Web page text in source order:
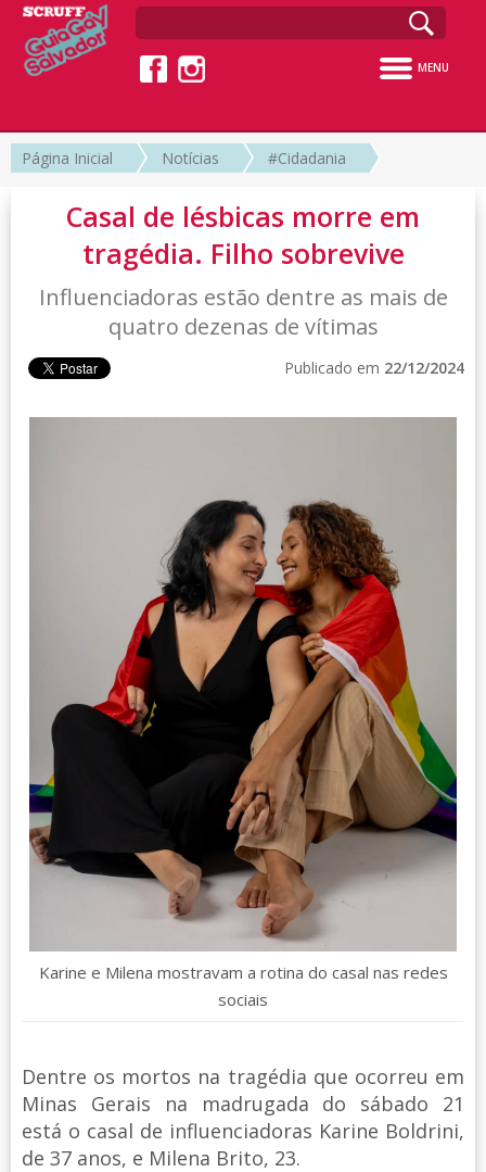
MENU
Página Inicial Notícias #Cidadania
Casal de lésbicas morre em
tragédia. Filho sobrevive
Influenciadoras estão dentre as mais de
quatro dezenas de vítimas
Publicado em 22/12/2024
Karine e Milena mostravam a rotina do casal nas redes
sociais
Dentre os mortos na tragédia que ocorreu em
Minas Gerais na madrugada do sábado 21
está o casal de influenciadoras Karine Boldrini,
de 37 anos, e Milena Brito, 23.